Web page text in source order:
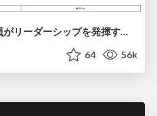
職位にかかわらず全員がリーダーシップを発揮するチーム作り / Building a team where everyone can demonstrate leadership regardless of position
64 56k